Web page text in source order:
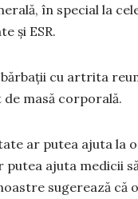
în special la
și ESR.
cu artrita
de masă corporală.
ar putea ajuta la
putea ajuta medicii
sugerează că